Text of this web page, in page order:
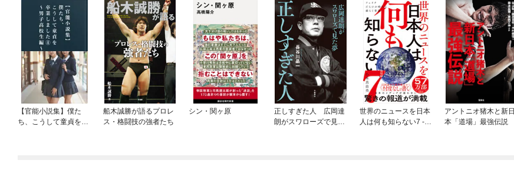
【官能小説集】僕た
ち、こうして童貞を卒
船木誠勝が語るプロレ
ス・格闘技の強者たち
シン・関ヶ原
正しすぎた人 広岡達
朗がスワローズで見た
世界のニュースを日本
人は何も知らない7 -
アントニオ猪木と新日
本「道場」最強伝説